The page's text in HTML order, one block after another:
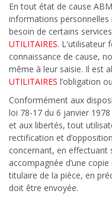
En tout état de cause
informations personnelles
besoin de certains
UTILITAIRES. L'utilisateur
connaissance de cause,
même à leur saisie. Il est
UTILITAIRES l’obligation
Conformément aux
loi 78-17 du 6 janvier
et aux libertés, tout
rectification et
concernant, en effectuant
accompagnée d’une
titulaire de la pièce, en
doit être envoyée.